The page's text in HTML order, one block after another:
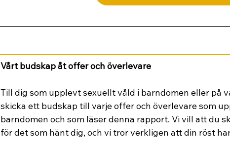
Vårt budskap åt offer och överlevare
Till dig som upplevt sexuellt våld i barndomen eller på
skicka ett budskap till varje offer och överlevare som
barndomen och som läser denna rapport. Vi vill att du
för det som hänt dig, och vi tror verkligen att din röst